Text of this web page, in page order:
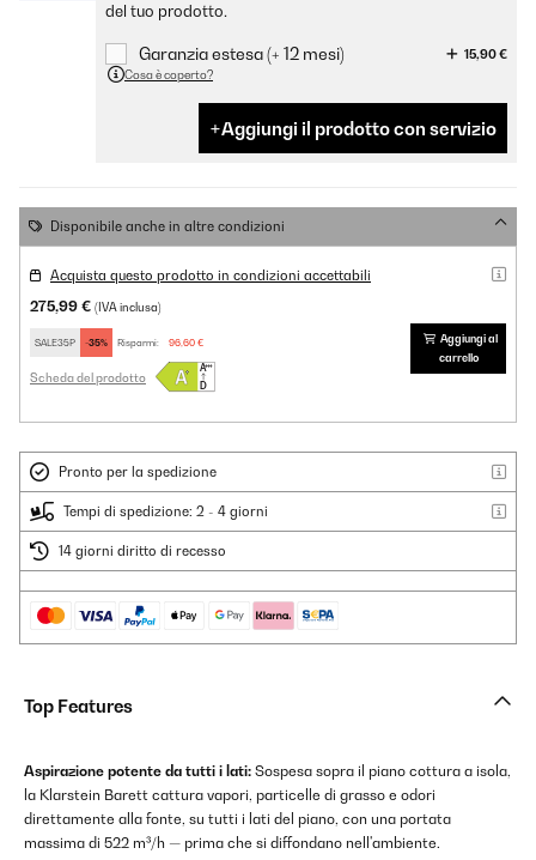
del tuo prodotto.
Garanzia estesa (+ 12 mesi)
15,90 €
Cosa è coperto?
Aggiungi il prodotto con servizio
Disponibile anche in altre condizioni
Acquista questo prodotto in condizioni accettabili
275,99 € (IVA inclusa)
SALE35P -35% Risparmi: 96,60 €
Scheda del prodotto
Aggiungi al
carrello
Pronto per la spedizione
Tempi di spedizione: 2 - 4 giorni
14 giorni diritto di recesso
Top Features
Aspirazione potente da tutti i lati: Sospesa sopra il piano cottura a isola,
la Klarstein Barett cattura vapori, particelle di grasso e odori
direttamente alla fonte, su tutti i lati del piano, con una portata
massima di 522 m³/h — prima che si diffondano nell'ambiente.